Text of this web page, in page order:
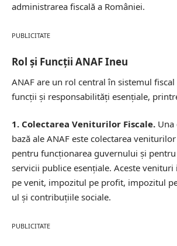
administrarea fiscală a României.
PUBLICITATE
Rol și Funcții ANAF Ineu
ANAF are un rol central în sistemul fiscal
funcții și responsabilități esențiale,
1. Colectarea Veniturilor Fiscale.
bază ale ANAF este colectarea
pentru funcționarea guvernului și
servicii publice esențiale. Aceste
pe venit, impozitul pe profit, impozitul
ul și contribuțiile sociale.
PUBLICITATE